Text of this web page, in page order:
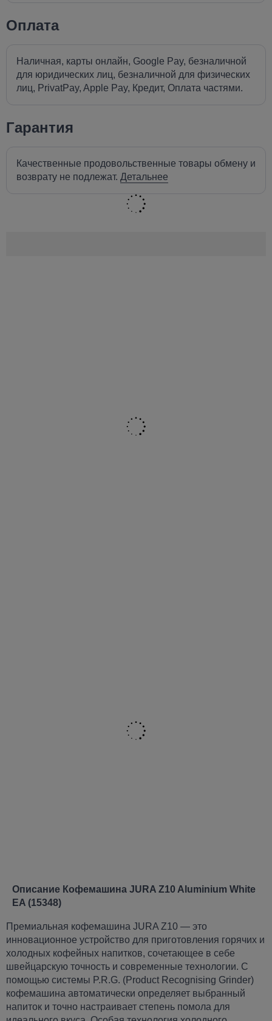
Оплата
Наличная, карты онлайн, Google Pay, безналичной
для юридических лиц, безналичной для физических
лиц, PrivatPay, Apple Pay, Кредит, Оплата частями.
Гарантия
Качественные продовольственные товары обмену и
возврату не подлежат. Детальнее
Описание Кофемашина JURA Z10 Aluminium White
EA (15348)
Премиальная кофемашина JURA Z10 — это
инновационное устройство для приготовления горячих и
холодных кофейных напитков, сочетающее в себе
швейцарскую точность и современные технологии. С
помощью системы P.R.G. (Product Recognising Grinder)
кофемашина автоматически определяет выбранный
напиток и точно настраивает степень помола для